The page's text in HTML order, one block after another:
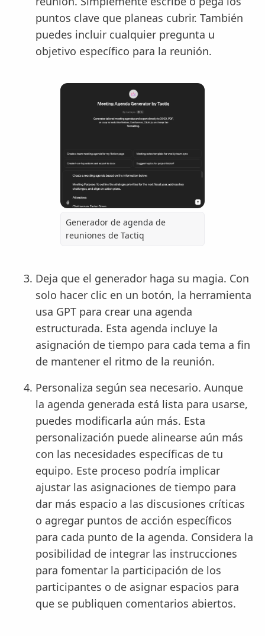
puntos clave que planeas cubrir. También
puedes incluir cualquier pregunta u
objetivo específico para la reunión.
Generador de agenda de
reuniones de Tactiq
Deja que el generador haga su magia. Con
solo hacer clic en un botón, la herramienta
usa GPT para crear una agenda
estructurada. Esta agenda incluye la
asignación de tiempo para cada tema a fin
de mantener el ritmo de la reunión.
Personaliza según sea necesario. Aunque
la agenda generada está lista para usarse,
puedes modificarla aún más. Esta
personalización puede alinearse aún más
con las necesidades específicas de tu
equipo. Este proceso podría implicar
ajustar las asignaciones de tiempo para
dar más espacio a las discusiones críticas
o agregar puntos de acción específicos
para cada punto de la agenda. Considera la
posibilidad de integrar las instrucciones
para fomentar la participación de los
participantes o de asignar espacios para
que se publiquen comentarios abiertos.